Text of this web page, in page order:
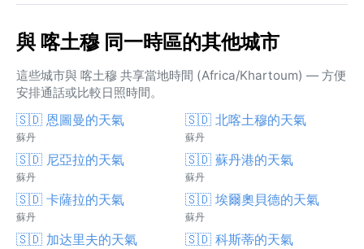
與 喀土穆 同一時區的其他城市
這些城市與 喀土穆 共享當地時間 (Africa/Khartoum) — 方便
安排通話或比較日照時間。
🇸🇩 恩圖曼的天氣
蘇丹
🇸🇩 北喀土穆的天氣
蘇丹
🇸🇩 尼亞拉的天氣
蘇丹
🇸🇩 蘇丹港的天氣
蘇丹
🇸🇩 卡薩拉的天氣
蘇丹
🇸🇩 埃爾奧貝德的天氣
蘇丹
🇸🇩 加达里夫的天氣 🇸🇩 科斯蒂的天氣